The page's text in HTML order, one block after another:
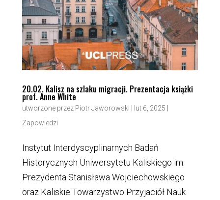
20.02. Kalisz na szlaku migracji. Prezentacja książki
prof. Anne White
utworzone przez Piotr Jaworowski lut 6, 2025
Zapowiedzi
Instytut Interdyscyplinarnych Badań
Historycznych Uniwersytetu Kaliskiego im.
Prezydenta Stanisława Wojciechowskiego
oraz Kaliskie Towarzystwo Przyjaciół Nauk